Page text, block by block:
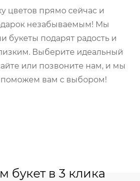
цветов прямо сейчас и
незабываемым! Мы
букеты подарят радость и
Выберите идеальный
или позвоните нам, и мы
поможем вам с выбором!
букет в 3 клика